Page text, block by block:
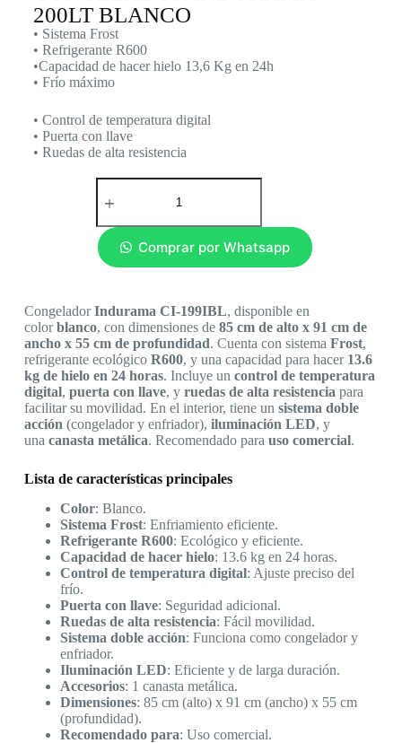
200LT BLANCO
• Sistema Frost
• Refrigerante R600
•Capacidad de hacer hielo 13,6 Kg en 24h
• Frío máximo
• Control de temperatura digital
• Puerta con llave
• Ruedas de alta resistencia
Comprar por Whatsapp
CongeladorIndurama CI-199IBL, disponible en
colorblanco, con dimensiones de 85 cm de alto x 91 cm de
ancho x 55 cm de profundidad. Cuenta con sistema Frost,
refrigerante ecológico R600, y una capacidad para hacer 13.6
kg de hielo en 24 horas. Incluye un control de temperatura
digital, puerta con llave, y ruedas de alta resistencia para
facilitar su movilidad. En el interior, tiene un sistema doble
acción (congelador y enfriador), iluminación LED, y
una canasta metálica. Recomendado para uso comercial.
Lista de características principales
Color: Blanco.
Sistema Frost: Enfriamiento eficiente.
Refrigerante R600: Ecológico y eficiente.
Capacidad de hacer hielo: 13.6 kg en 24 horas.
Control de temperatura digital: Ajuste preciso del
frío.
Puerta con llave: Seguridad adicional.
Ruedas de alta resistencia: Fácil movilidad.
Sistema doble acción: Funciona como congelador y
enfriador.
Iluminación LED: Eficiente y de larga duración.
Accesorios: 1 canasta metálica.
Dimensiones: 85 cm (alto) x 91 cm (ancho) x 55 cm
(profundidad).
Recomendado para: Uso comercial.